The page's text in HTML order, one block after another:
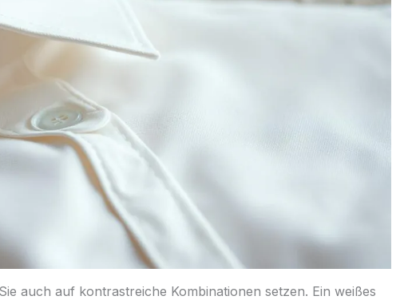
auch auf kontrastreiche Kombinationen setzen. Ein weißes